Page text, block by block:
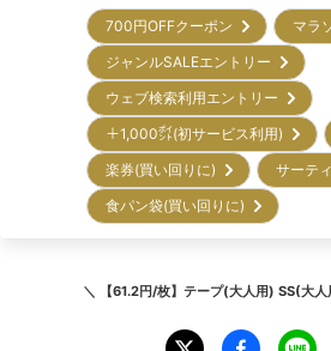
700円OFFクーポン
マラ
ジャンルSALEエントリー
ウェブ検索利用エントリー
＋1,000㌽(初サービス利用)
楽券(買い回りに)
サーテ
食パン袋(買い回りに)
＼ 【61.2円/枚】テープ(大人用) SS(大